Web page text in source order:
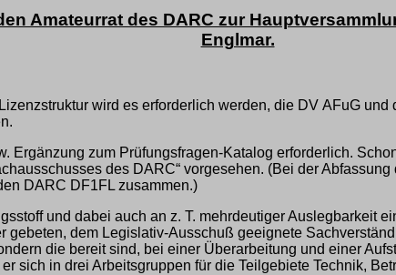
Amateurrat des DARC zur
Englmar.
wird es erforderlich werden, die DV AFuG
Ergänzung zum Prüfungsfragen-Katalog erforderlich.
des DARC“ vorgesehen. (Bei der
DARC DF1FL zusammen.)
und dabei auch an z. T. mehrdeutiger Auslegbarkeit
gebeten, dem Legislativ-Ausschuß geeignete
die bereit sind, bei einer Überarbeitung und einer
sich in drei Arbeitsgruppen für die Teilgebiete Technik,